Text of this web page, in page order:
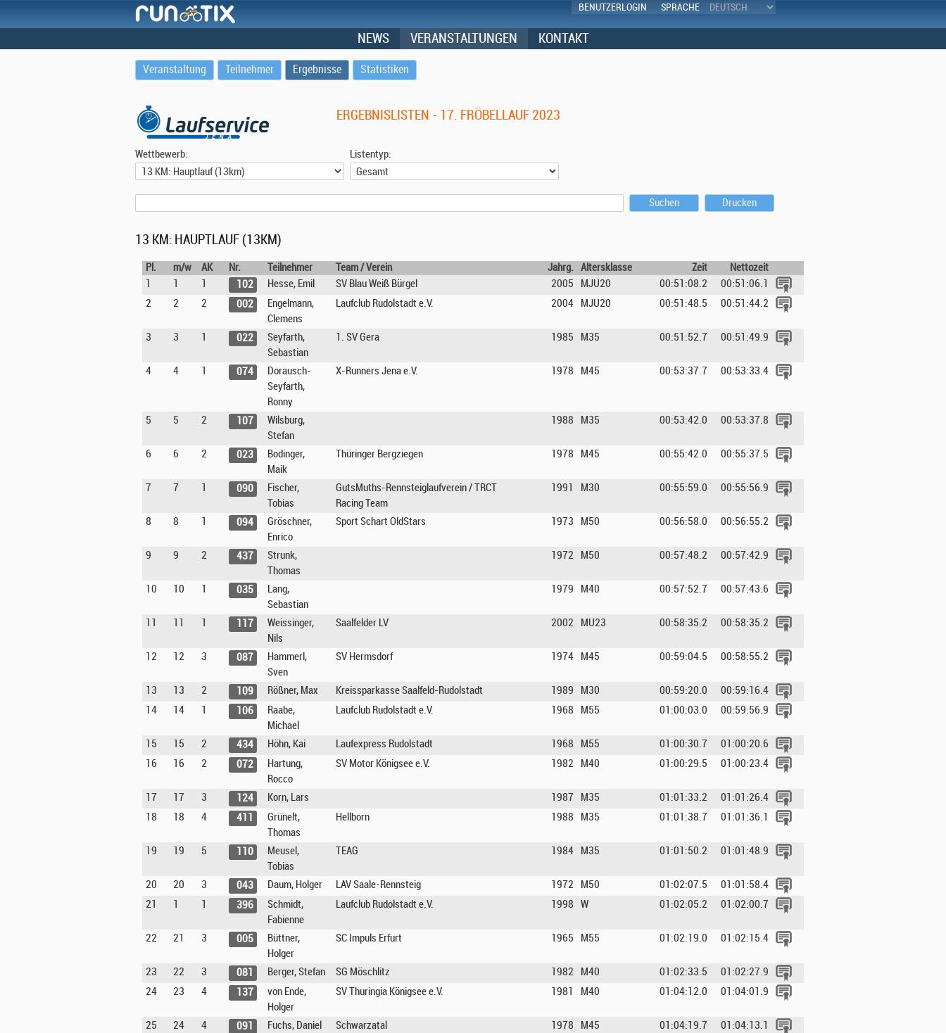
BENUTZERLOGIN SPRACHE
NEWS VERANSTALTUNGEN KONTAKT
Veranstaltung Teilnehmer Ergebnisse Statistiken
ERGEBNISLISTEN - 17. FRÖBELLAUF 2023
Wettbewerb: Listentyp:
Suchen Drucken
13 KM: HAUPTLAUF (13KM)
Pl. m/w AK Nr. Teilnehmer Team / Verein Jahrg. Altersklasse Zeit
Nettozeit
1
1 1 102 Hesse, Emil SV Blau Weiß Bürgel 2005 MJU20 00:51:08.2
00:51:06.1
2
2 2 002
Engelmann,
Clemens
Laufclub Rudolstadt e.V. 2004 MJU20 00:51:48.5 00:51:44.2
3 3 1 022
Seyfarth,
Sebastian
1. SV Gera 1985 M35 00:51:52.7 00:51:49.9
4 4 1 074
Dorausch-
Seyfarth,
Ronny
X-Runners Jena e.V. 1978 M45 00:53:37.7 00:53:33.4
5 5 2 107
Wilsburg,
Stefan
1988 M35 00:53:42.0 00:53:37.8
6 6 2 023
Bodinger,
Maik
Thüringer Bergziegen 1978 M45 00:55:42.0 00:55:37.5
7 7 1 090
Fischer,
Tobias
GutsMuths-Rennsteiglaufverein / TRCT
Racing Team
1991 M30 00:55:59.0 00:55:56.9
8 8 1 094
Gröschner,
Enrico
Sport Schart OldStars 1973 M50 00:56:58.0 00:56:55.2
9 9 2 437
Strunk,
Thomas
1972 M50 00:57:48.2 00:57:42.9
10 10 1 035
Lang,
Sebastian
1979 M40 00:57:52.7 00:57:43.6
11 11 1 117
Weissinger,
Nils
Saalfelder LV 2002 MU23 00:58:35.2 00:58:35.2
12 12 3 087
Hammerl,
Sven
SV Hermsdorf 1974 M45 00:59:04.5 00:58:55.2
13 13 2 109 Rößner, Max Kreissparkasse Saalfeld-Rudolstadt 1989 M30 00:59:20.0
00:59:16.4
14
14 1 106
Raabe,
Michael
Laufclub Rudolstadt e.V. 1968 M55 01:00:03.0 00:59:56.9
15 15 2 434 Höhn, Kai Laufexpress Rudolstadt 1968 M55 01:00:30.7
01:00:20.6
16
16 2 072
Hartung,
Rocco
SV Motor Königsee e.V. 1982 M40 01:00:29.5 01:00:23.4
17 17 3 124 Korn, Lars 1987 M35 01:01:33.2
01:01:26.4
18
18 4 411
Grünelt,
Thomas
Hellborn 1988 M35 01:01:38.7 01:01:36.1
19 19 5 110
Meusel,
Tobias
TEAG 1984 M35 01:01:50.2 01:01:48.9
20 20 3 043 Daum, Holger LAV Saale-Rennsteig 1972 M50 01:02:07.5
01:01:58.4
21
1 1 396
Schmidt,
Fabienne
Laufclub Rudolstadt e.V. 1998 W 01:02:05.2 01:02:00.7
22 21 3 005
Büttner,
Holger
SC Impuls Erfurt 1965 M55 01:02:19.0 01:02:15.4
23 22 3 081 Berger, Stefan SG Möschlitz 1982 M40 01:02:33.5
01:02:27.9
24
23 4 137
von Ende,
Holger
SV Thuringia Königsee e.V. 1981 M40 01:04:12.0 01:04:01.9
25 24 4 091 Fuchs, Daniel Schwarzatal 1978 M45 01:04:19.7
01:04:13.1